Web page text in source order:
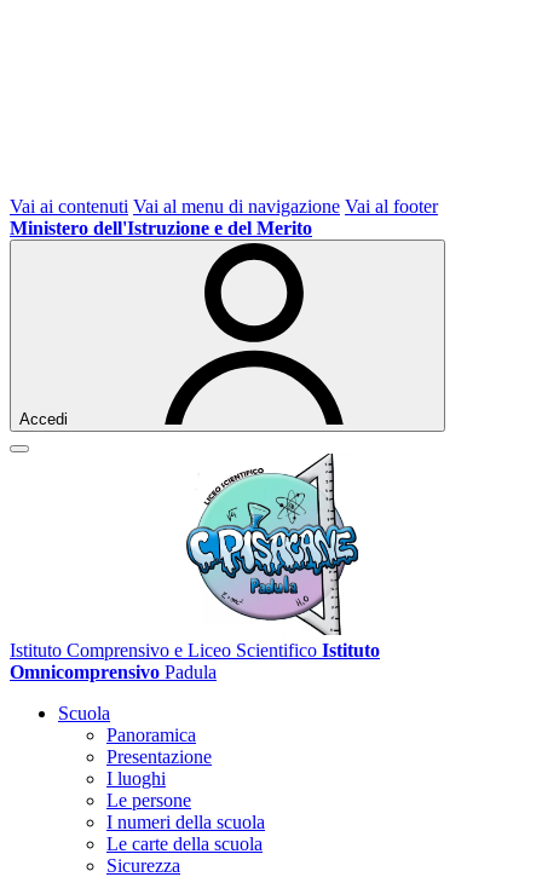
Vai ai contenuti Vai al menu di navigazione Vai al footer
Ministero dell'Istruzione e del Merito
Accedi
Istituto Comprensivo e Liceo Scientifico Istituto
Omnicomprensivo Padula
Scuola
Panoramica
Presentazione
I luoghi
Le persone
I numeri della scuola
Le carte della scuola
Sicurezza